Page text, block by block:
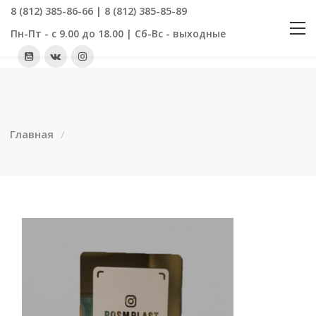
8 (812) 385-86-66 | 8 (812) 385-85-89
Пн-Пт - с 9.00 до 18.00 | Сб-Вс - выходные
Главная